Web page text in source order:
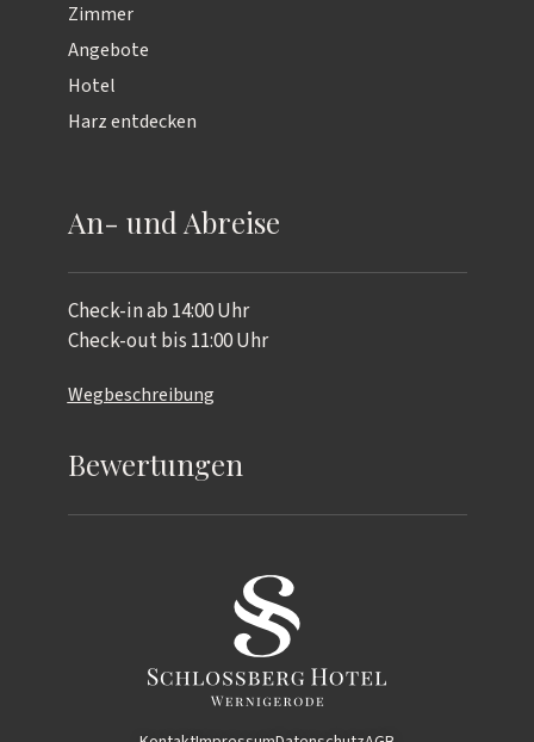
Zimmer
Angebote
Hotel
Harz entdecken
An- und Abreise
Check-in ab 14:00 Uhr
Check-out bis 11:00 Uhr
Wegbeschreibung
Bewertungen